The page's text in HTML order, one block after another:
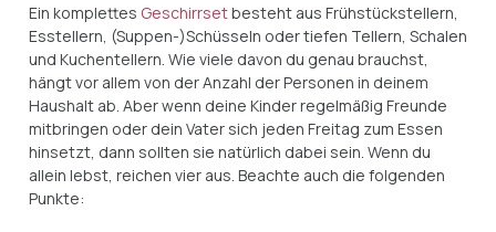
Ein komplettes Geschirrsetbesteht aus Frühstückstellern,
Esstellern, (Suppen-)Schüsseln oder tiefen Tellern, Schalen
und Kuchentellern. Wie viele davon du genau brauchst,
hängt vor allem von der Anzahl der Personen in deinem
Haushalt ab. Aber wenn deine Kinder regelmäßig Freunde
mitbringen oder dein Vater sich jeden Freitag zum Essen
hinsetzt, dann sollten sie natürlich dabei sein. Wenn du
allein lebst, reichen vier aus. Beachte auch die folgenden
Punkte: